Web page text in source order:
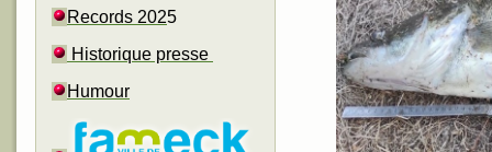
Records 2025
Historique presse
Humour